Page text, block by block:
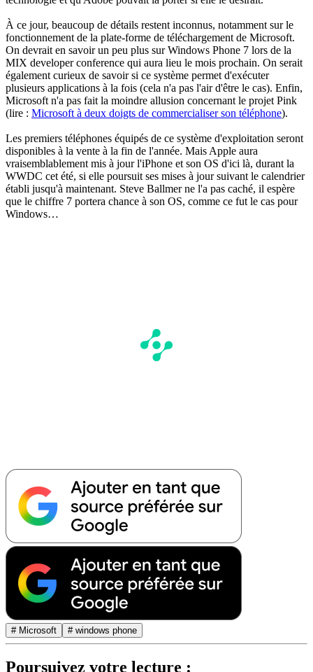
À ce jour, beaucoup de détails restent inconnus, notamment sur le
fonctionnement de la plate-forme de téléchargement de Microsoft.
On devrait en savoir un peu plus sur Windows Phone 7 lors de la
MIX developer conference qui aura lieu le mois prochain. On serait
également curieux de savoir si ce système permet d'exécuter
plusieurs applications à la fois (cela n'a pas l'air d'être le cas). Enfin,
Microsoft n'a pas fait la moindre allusion concernant le projet Pink
(lire : Microsoft à deux doigts de commercialiser son téléphone).
Les premiers téléphones équipés de ce système d'exploitation seront
disponibles à la vente à la fin de l'année. Mais Apple aura
vraisemblablement mis à jour l'iPhone et son OS d'ici là, durant la
WWDC cet été, si elle poursuit ses mises à jour suivant le calendrier
établi jusqu'à maintenant. Steve Ballmer ne l'a pas caché, il espère
que le chiffre 7 portera chance à son OS, comme ce fut le cas pour
Windows…
# Microsoft # windows phone
Poursuivez votre lecture :